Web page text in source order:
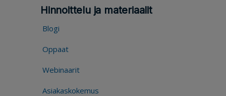
Hinnoittelu ja materiaalit
Blogi
Oppaat
Webinaarit
Asiakaskokemus